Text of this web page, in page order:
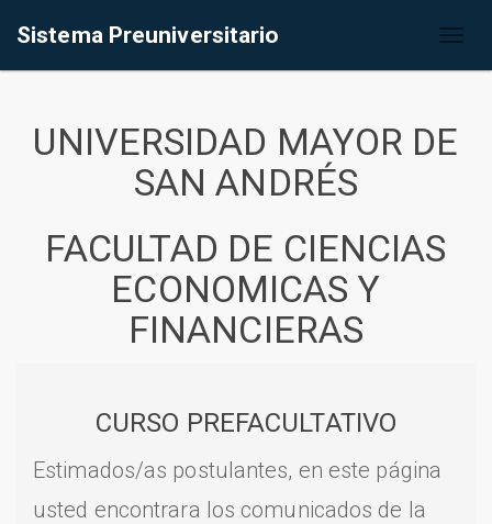
Sistema Preuniversitario
UNIVERSIDAD MAYOR DE
SAN ANDRÉS
FACULTAD DE CIENCIAS
ECONOMICAS Y
FINANCIERAS
CURSO PREFACULTATIVO
Estimados/as postulantes, en este página
usted encontrara los comunicados de la